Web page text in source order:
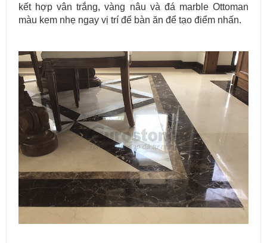
kết hợp vân trắng, vàng nâu và đá marble Ottoman
màu kem nhẹ ngay vị trí để bàn ăn để tạo điểm nhấn.